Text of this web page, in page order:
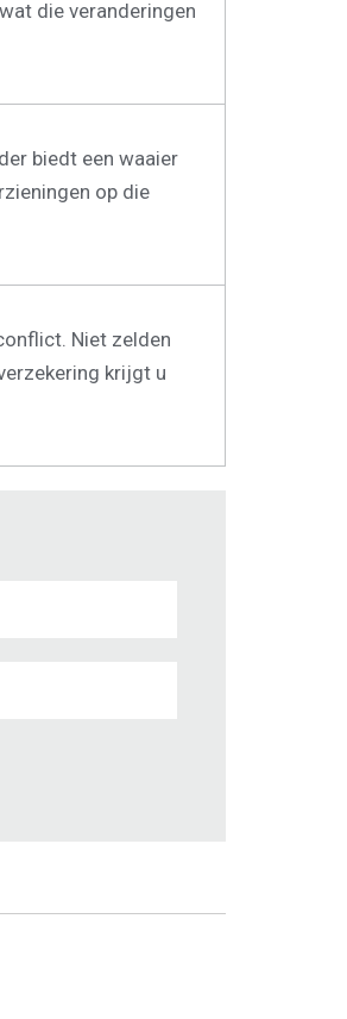
die veranderingen
biedt een waaier
op die
Niet zelden
krijgt u